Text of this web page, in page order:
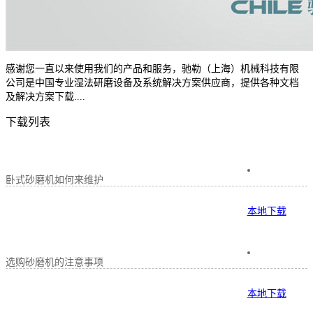
感谢您一直以来使用我们的产品和服务，驰勒（上海）机械科技有限
公司是中国专业湿法研磨设备及系统解决方案供应商，提供各种文档
及解决方案下载....
下载列表
卧式砂磨机如何来维护
本地下载
选购砂磨机的注意事项
本地下载